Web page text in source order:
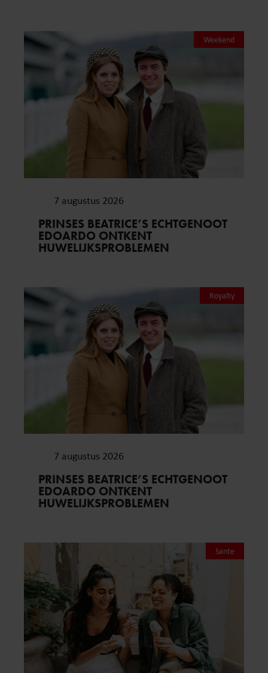
Weekend
7 augustus 2026
PRINSES BEATRICE’S ECHTGENOOT
EDOARDO ONTKENT
HUWELIJKSPROBLEMEN
Royalty
7 augustus 2026
PRINSES BEATRICE’S ECHTGENOOT
EDOARDO ONTKENT
HUWELIJKSPROBLEMEN
Sante